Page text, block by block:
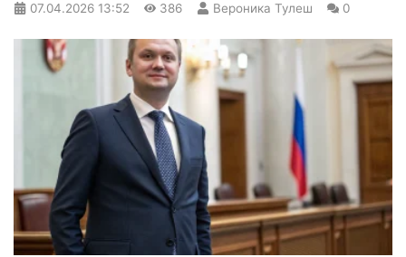
07.04.2026 13:52 386 Вероника Тулеш 0